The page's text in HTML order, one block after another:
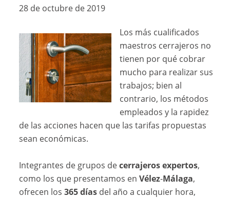
28 de octubre de 2019
Los más cualificados
maestros cerrajeros no
tienen por qué cobrar
mucho para realizar sus
trabajos; bien al
contrario, los métodos
empleados y la rapidez
de las acciones hacen que las tarifas propuestas
sean económicas.
Integrantes de grupos decerrajeros expertos,
como los que presentamos enVélez-Málaga,
ofrecen los365 días del año a cualquier hora,